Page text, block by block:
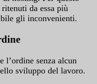
da essa più
gli inconvenienti.
senza alcun
sviluppo del lavoro.